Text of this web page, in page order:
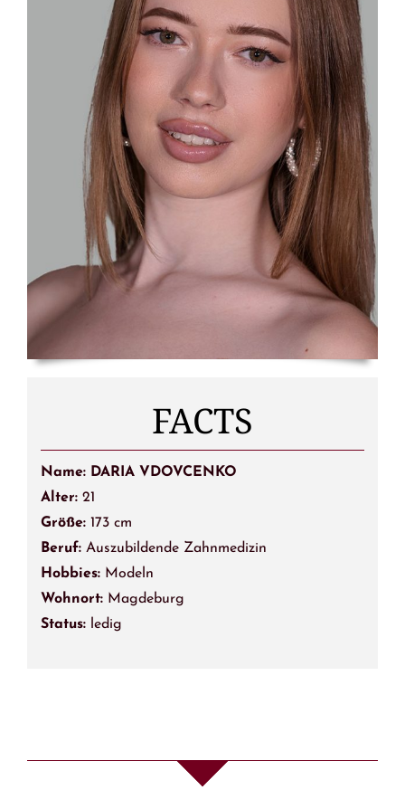
FACTS
Name: DARIA VDOVCENKO
Alter:21
Größe:173 cm
Beruf:Auszubildende Zahnmedizin
Hobbies:Modeln
Wohnort: Magdeburg
Status:ledig